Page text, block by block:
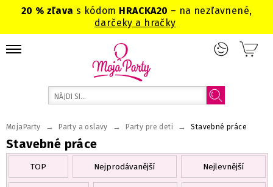
20 % zľavas kódom HRACKA20 – na nezľavnené,
darčeky a hračky
Stavebné práce
MojaParty → Party a oslavy → Party pre deti → Stavebné práce
TOP Nejprodávanější Nejlevnější